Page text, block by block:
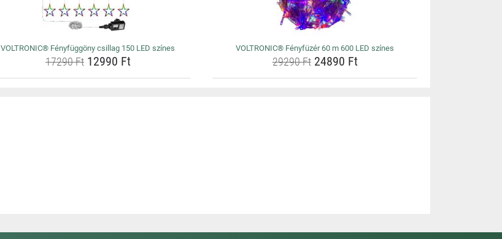
VOLTRONIC® Fényfüggöny csillag 150 LED színes
17290 Ft12990 Ft
VOLTRONIC® Fényfüzér 60 m 600 LED színes
29290 Ft24890 Ft